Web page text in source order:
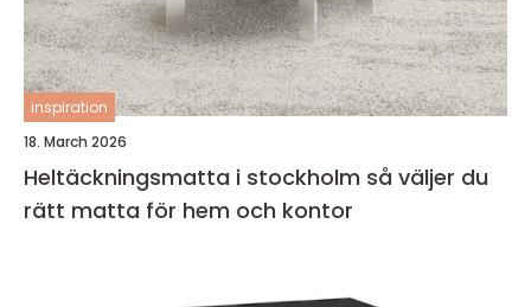
inspiration
18. March 2026
Heltäckningsmatta i stockholm så väljer du
rätt matta för hem och kontor